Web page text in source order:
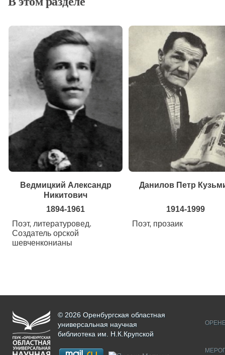
Ведмицкий Александр
Никитович
1894-1961
Поэт, литературовед.
Создатель орской
шевченконианы
Данилов Петр
1914-1999
Поэт, прозаик
© 2026 Оренбургская областная
универсальная научная
библиотека им. Н.К.Крупской